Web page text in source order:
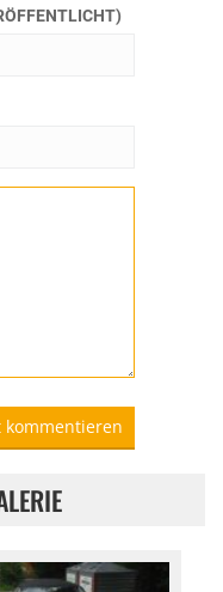
kommentieren